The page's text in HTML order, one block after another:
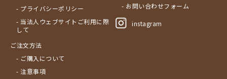
- プライバシーポリシー
- 当法人ウェブサイトご利用に際
して
ご注文方法
- ご購入について
- 注意事項
- お問い合わせフォーム
instagram